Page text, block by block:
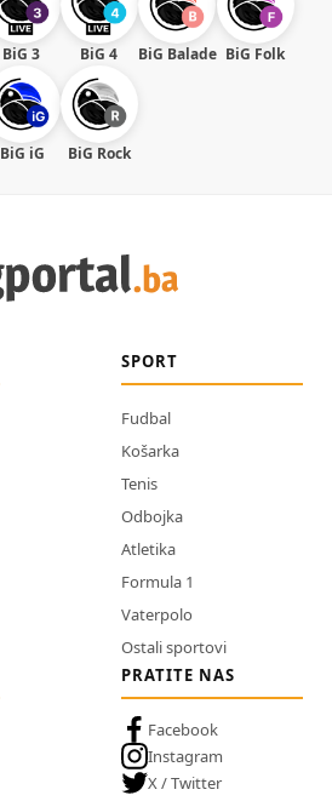
BiG 3 BiG 4 BiG Balade BiG Folk
BiG iG BiG Rock
SPORT
Fudbal
Košarka
Tenis
Odbojka
Atletika
Formula 1
Vaterpolo
Ostali sportovi
PRATITE NAS
Facebook
Instagram
X / Twitter